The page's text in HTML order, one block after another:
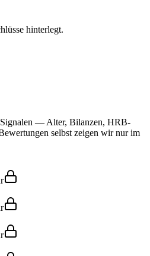
hinterlegt.
— Alter, Bilanzen, HRB-
selbst zeigen wir nur im